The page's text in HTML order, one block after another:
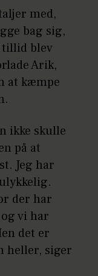
med,
bag sig,
tillid blev
Arik,
at kæmpe
ikke skulle
på at
Jeg har
der har
vi har
det er
heller, siger